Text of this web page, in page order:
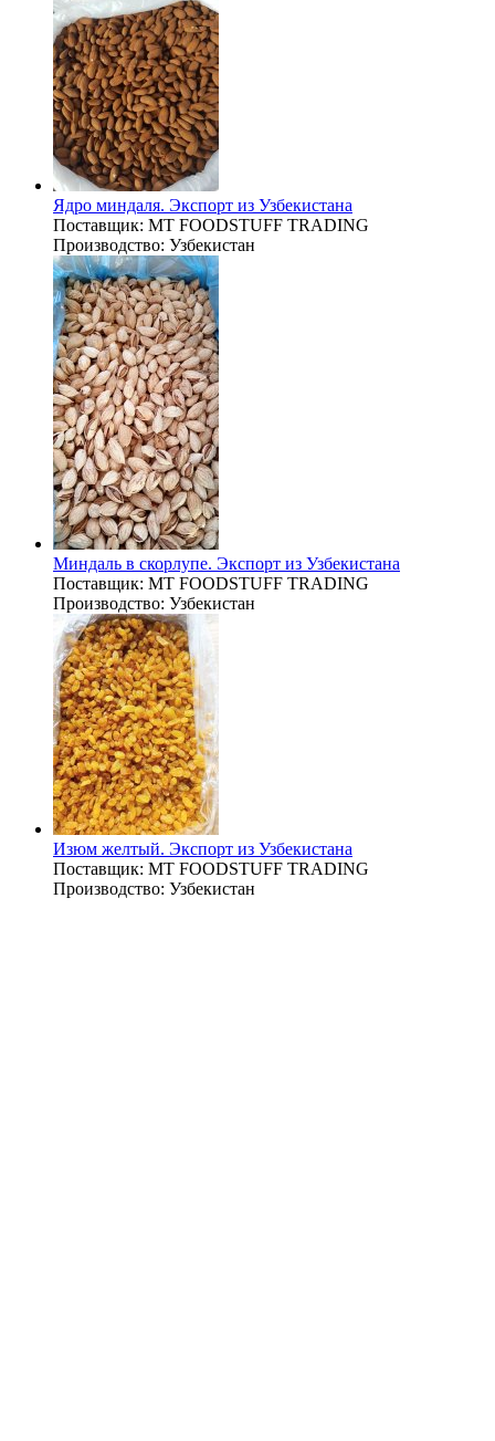
Ядро миндаля. Экспорт из Узбекистана
Поставщик: MT FOODSTUFF TRADING
Производство: Узбекистан
Миндаль в скорлупе. Экспорт из Узбекистана
Поставщик: MT FOODSTUFF TRADING
Производство: Узбекистан
Изюм желтый. Экспорт из Узбекистана
Поставщик: MT FOODSTUFF TRADING
Производство: Узбекистан